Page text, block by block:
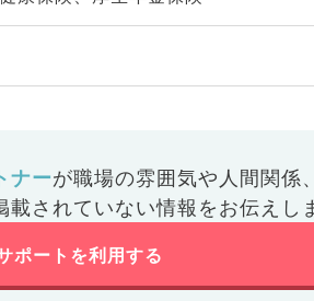
ナーが職場の雰囲気や人間関係、
載されていない情報をお伝えし
ポートを利用する